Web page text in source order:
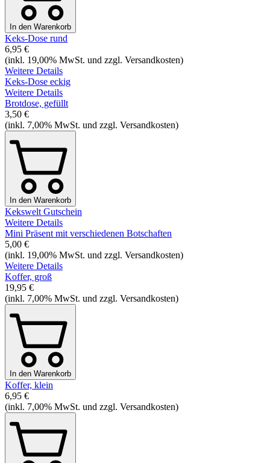
In den Warenkorb
Keks-Dose rund
6,95 €
(inkl. 19,00% MwSt. und zzgl. Versandkosten)
Weitere Details
Keks-Dose eckig
Weitere Details
Brotdose, gefüllt
3,50 €
(inkl. 7,00% MwSt. und zzgl. Versandkosten)
In den Warenkorb
Kekswelt Gutschein
Weitere Details
Mini Präsent mit verschiedenen Botschaften
5,00 €
(inkl. 19,00% MwSt. und zzgl. Versandkosten)
Weitere Details
Koffer, groß
19,95 €
(inkl. 7,00% MwSt. und zzgl. Versandkosten)
In den Warenkorb
Koffer, klein
6,95 €
(inkl. 7,00% MwSt. und zzgl. Versandkosten)